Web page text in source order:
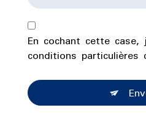
En cochant cette
conditions